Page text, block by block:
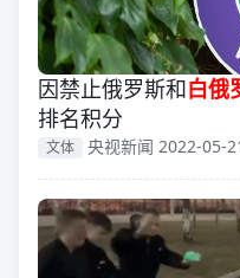
因禁止俄罗斯和白俄
排名积分
文体 央视新闻 2022-05-